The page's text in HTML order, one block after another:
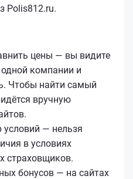
Polis812.ru.
цены — вы видите
компании и
Чтобы найти самый
вручную
— нельзя
в условиях
страховщиков.
бонусов — на сайтах